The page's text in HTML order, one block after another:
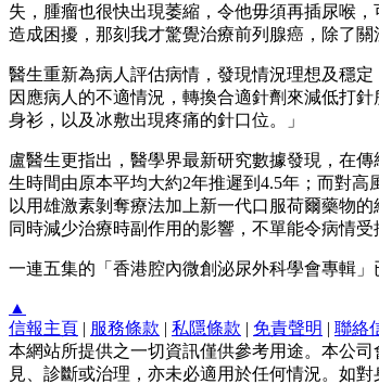
失，腫瘤也很快出現萎縮，令他毋須再插尿喉
造成困擾，那刻我才驚覺治療前列腺癌，除了
醫生重新為病人評估病情，發現情況理想及穩
因應病人的不適情況，轉換合適針劑來減低打
身衫，以及冰敷出現疼痛的針口位。」
盧醫生更指出，醫學界最新研究數據發現，在
生時間由原本平均大約2年推遲到4.5年；而對
以用雄激素剝奪療法加上新一代口服荷爾藥物
同時減少治療時副作用的影響，不單能令病情
一連五集的「香港腔內微創泌尿外科學會專輯
▲
信報主頁 | 服務條款 | 私隱條款 | 免責聲明 | 聯絡
本網站所提供之一切資訊僅供參考用途。本公
見、診斷或治理，亦未必適用於任何情況。如